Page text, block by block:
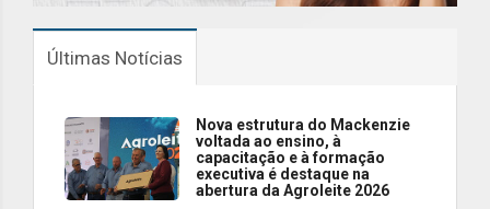
Últimas Notícias
Nova estrutura do Mackenzie
voltada ao ensino, à
capacitação e à formação
executiva é destaque na
abertura da Agroleite 2026